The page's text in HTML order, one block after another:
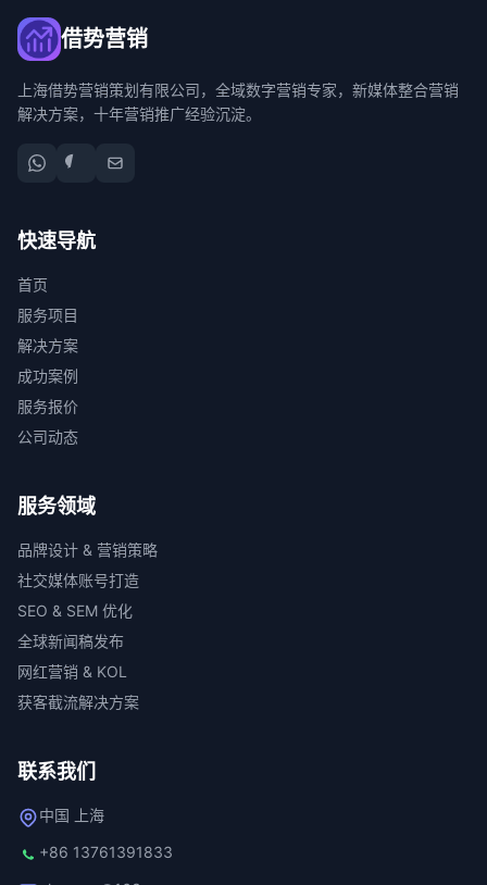
借势营销
上海借势营销策划有限公司，全域数字营销专家，新媒体整合营销
解决方案，十年营销推广经验沉淀。
快速导航
首页
服务项目
解决方案
成功案例
服务报价
公司动态
服务领域
品牌设计 & 营销策略
社交媒体账号打造
SEO & SEM 优化
全球新闻稿发布
网红营销 & KOL
获客截流解决方案
联系我们
中国 上海
+86 13761391833